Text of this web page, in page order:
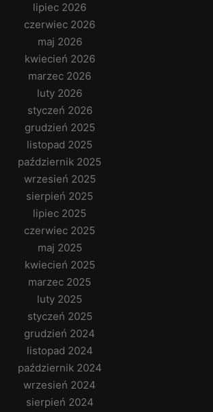
lipiec 2026
czerwiec 2026
maj 2026
kwiecień 2026
marzec 2026
luty 2026
styczeń 2026
grudzień 2025
listopad 2025
październik 2025
wrzesień 2025
sierpień 2025
lipiec 2025
czerwiec 2025
maj 2025
kwiecień 2025
marzec 2025
luty 2025
styczeń 2025
grudzień 2024
listopad 2024
październik 2024
wrzesień 2024
sierpień 2024